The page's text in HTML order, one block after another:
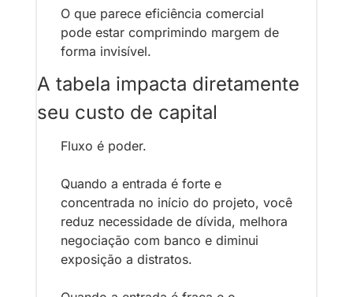
O que parece eficiência comercial
pode estar comprimindo margem de
forma invisível.
A tabela impacta diretamente
seu custo de capital
Fluxo é poder.
Quando a entrada é forte e
concentrada no início do projeto, você
reduz necessidade de dívida, melhora
negociação com banco e diminui
exposição a distratos.